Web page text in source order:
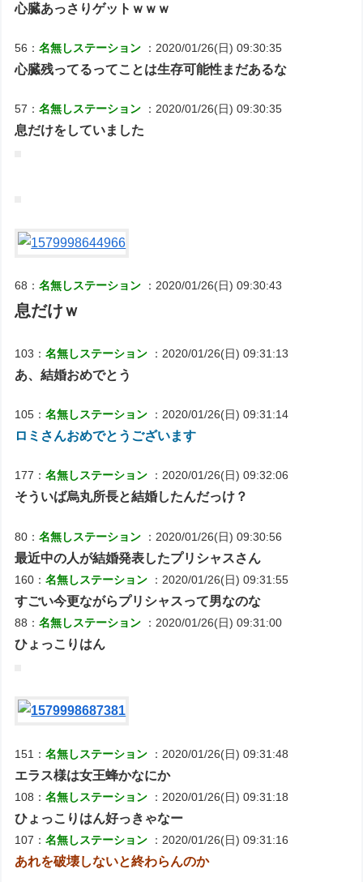
心臓あっさりゲットｗｗｗ
56：名無しステーション ：2020/01/26(日) 09:30:35
心臓残ってるってことは生存可能性まだあるな
57：名無しステーション ：2020/01/26(日) 09:30:35
息だけをしていました
68：名無しステーション ：2020/01/26(日) 09:30:43
息だけｗ
103：名無しステーション ：2020/01/26(日) 09:31:13
あ、結婚おめでとう
105：名無しステーション ：2020/01/26(日) 09:31:14
ロミさんおめでとうございます
177：名無しステーション ：2020/01/26(日) 09:32:06
そういば烏丸所長と結婚したんだっけ？
80：名無しステーション ：2020/01/26(日) 09:30:56
最近中の人が結婚発表したプリシャスさん
160：名無しステーション ：2020/01/26(日) 09:31:55
すごい今更ながらプリシャスって男なのな
88：名無しステーション ：2020/01/26(日) 09:31:00
ひょっこりはん
151：名無しステーション ：2020/01/26(日) 09:31:48
エラス様は女王蜂かなにか
108：名無しステーション ：2020/01/26(日) 09:31:18
ひょっこりはん好っきゃなー
107：名無しステーション ：2020/01/26(日) 09:31:16
あれを破壊しないと終わらんのか